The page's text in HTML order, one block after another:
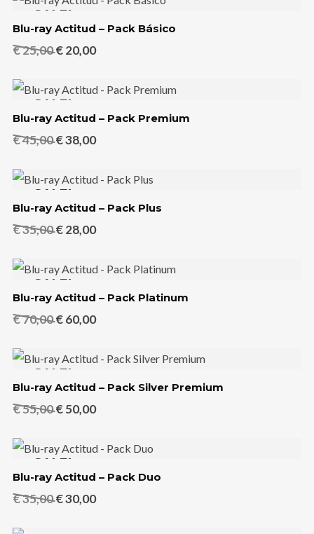
SALE!
Blu-ray Actitud – Pack Básico
€25,00El
original
era:
€ 25,00.
€20,00El
actual
€ 20,00.
SALE!
Blu-ray Actitud – Pack Premium
€45,00El
original
era:
€ 45,00.
€38,00El
actual
€ 38,00.
SALE!
Blu-ray Actitud – Pack Plus
€35,00El
original
era:
€ 35,00.
€28,00El
actual
€ 28,00.
SALE!
Blu-ray Actitud – Pack Platinum
€70,00El
original
era:
€ 70,00.
€60,00El
actual
€ 60,00.
SALE!
Blu-ray Actitud – Pack Silver Premium
€55,00El
original
era:
€ 55,00.
€50,00El
actual
€ 50,00.
SALE!
Blu-ray Actitud – Pack Duo
€35,00El
€30,00El